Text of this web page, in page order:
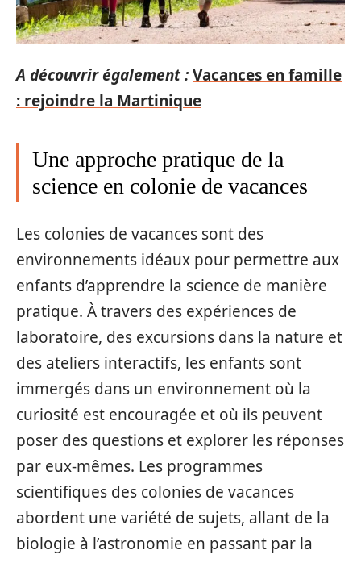
A découvrir également :Vacances en famille
: rejoindre la Martinique
Une approche pratique de la
science en colonie de vacances
Les colonies de vacances sont des
environnements idéaux pour permettre aux
enfants d’apprendre la science de manière
pratique. À travers des expériences de
laboratoire, des excursions dans la nature et
des ateliers interactifs, les enfants sont
immergés dans un environnement où la
curiosité est encouragée et où ils peuvent
poser des questions et explorer les réponses
par eux-mêmes. Les programmes
scientifiques des colonies de vacances
abordent une variété de sujets, allant de la
biologie à l’astronomie en passant par la